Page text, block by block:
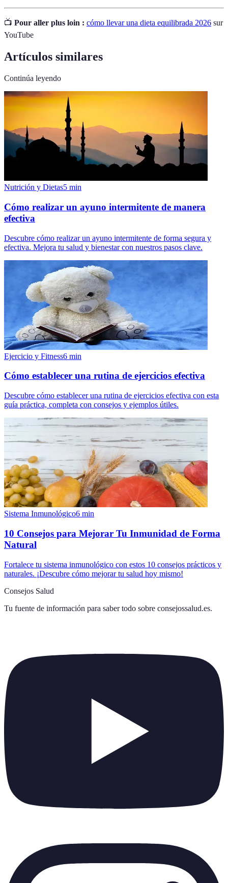
📺 Pour aller plus loin : cómo llevar una dieta equilibrada 2026 sur
YouTube
Artículos similares
Continúa leyendo
Nutrición y Dietas5 min
Cómo realizar un ayuno intermitente de manera
efectiva
Descubre cómo realizar un ayuno intermitente de forma segura y
efectiva. Mejora tu salud y bienestar con nuestros pasos clave.
Ejercicio y Fitness6 min
Cómo establecer una rutina de ejercicios efectiva
Descubre cómo establecer una rutina de ejercicios efectiva con esta
guía práctica, completa con consejos y ejemplos útiles.
Sistema Inmunológico6 min
10 Consejos para Mejorar Tu Inmunidad de Forma
Natural
Fortalece tu sistema inmunológico con estos 10 consejos prácticos y
naturales. ¡Descubre cómo mejorar tu salud hoy mismo!
Consejos Salud
Tu fuente de información para saber todo sobre consejossalud.es.